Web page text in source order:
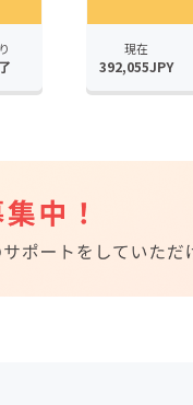
現在
392,055JPY